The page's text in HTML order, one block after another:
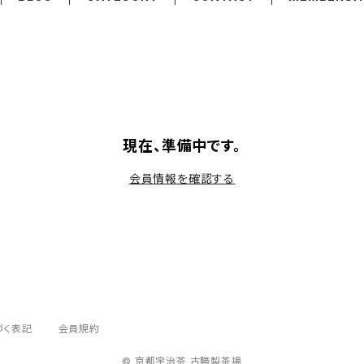
現在、準備中です。
会員情報を確認する
表記 会員規約
© 京都宇治茶 古勝製茶場